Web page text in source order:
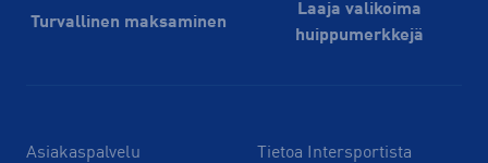
Turvallinen maksaminen
Laaja valikoima
huippu­merkkejä
Asiakaspalvelu
Tietoa Intersportista